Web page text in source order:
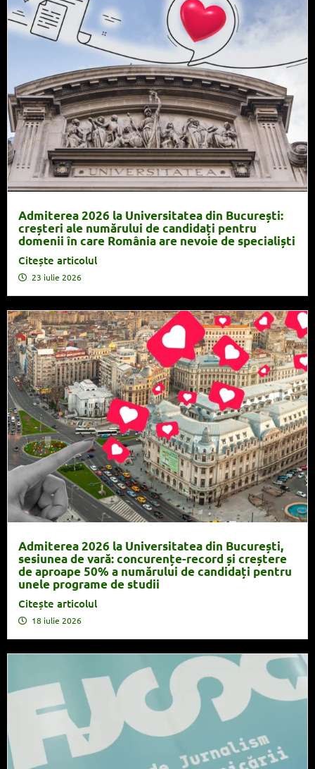
Admiterea 2026 la Universitatea din București:
creșteri ale numărului de candidați pentru
domenii în care România are nevoie de specialiști
Citește articolul
23 iulie 2026
Admiterea 2026 la Universitatea din București,
sesiunea de vară: concurențe-record și creștere
de aproape 50% a numărului de candidați pentru
unele programe de studii
Citește articolul
18 iulie 2026